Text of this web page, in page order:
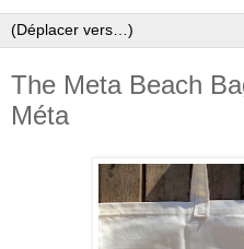
The Meta Beach
Méta